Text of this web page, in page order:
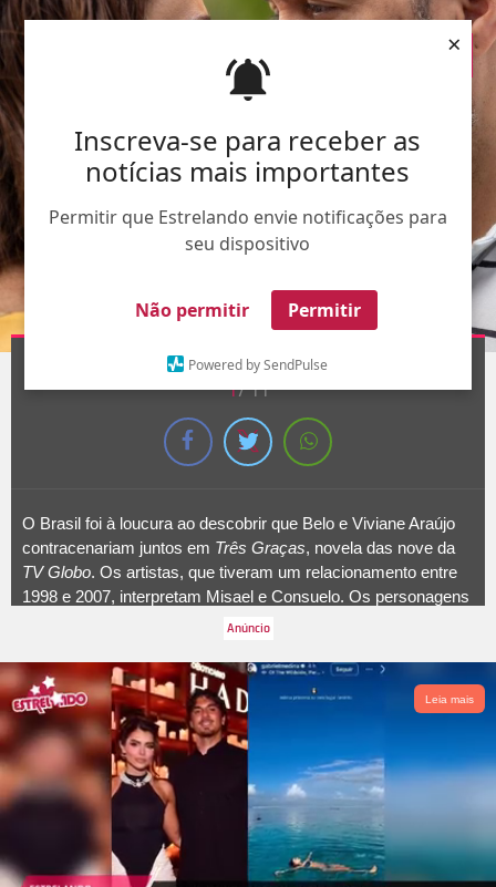
Inscreva-se para receber as
notícias mais importantes
Permitir que Estrelando envie notificações para
seu dispositivo
Não permitir Permitir
Powered by SendPulse
×
1/11
O Brasil foi à loucura ao descobrir que Belo e Viviane Araújo
contracenariam juntos em Três Graças, novela das nove da
TV Globo. Os artistas, que tiveram um relacionamento entre
1998 e 2007, interpretam Misael e Consuelo. Os personagens
foram namorados no passado e se reencontram muitos anos
Leia mais